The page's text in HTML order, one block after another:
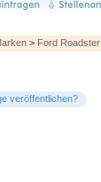
> Ford Roadster
veröffentlichen?